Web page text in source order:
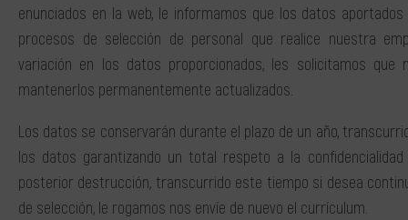
enunciados en la web, le informamos que los datos
procesos de selección de personal que realice nuestra
variación en los datos proporcionados, les solicitamos
mantenerlos permanentemente actualizados.
Los datos se conservarán durante el plazo de un año,
los datos garantizando un total respeto a la
posterior destrucción, transcurrido este tiempo si desea
de selección, le rogamos nos envíe de nuevo el currículum.